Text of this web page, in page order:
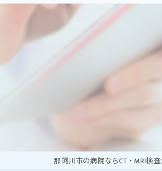
初めての方へ
CT検査を受けられる方へ
整骨院・鍼灸院
那珂川市の病院ならCT・MRI検